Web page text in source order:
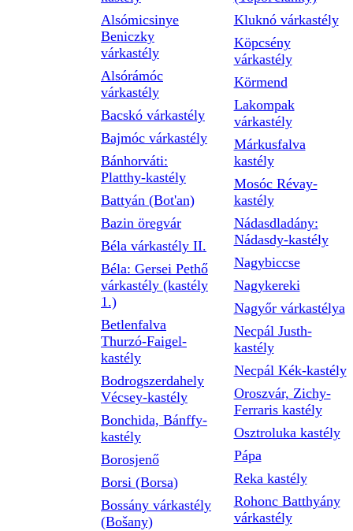
Alsómicsinye
Beniczky
várkastély
Alsórámóc
várkastély
Bacskó várkastély
Bajmóc várkastély
Bánhorváti:
Platthy-kastély
Battyán (Bot'an)
Bazin öregvár
Béla várkastély II.
Béla: Gersei Pethő
várkastély (kastély
1.)
Betlenfalva
Thurzó-Faigel-
kastély
Bodrogszerdahely
Vécsey-kastély
Bonchida, Bánffy-
kastély
Borosjenő
Borsi (Borsa)
Bossány várkastély
(Bošany)
Kluknó várkastély
Köpcsény
várkastély
Körmend
Lakompak
várkastély
Márkusfalva
kastély
Mosóc Révay-
kastély
Nádasdladány:
Nádasdy-kastély
Nagybiccse
Nagykereki
Nagyőr várkastélya
Necpál Justh-
kastély
Necpál Kék-kastély
Oroszvár, Zichy-
Ferraris kastély
Osztroluka kastély
Pápa
Reka kastély
Rohonc Batthyány
várkastély